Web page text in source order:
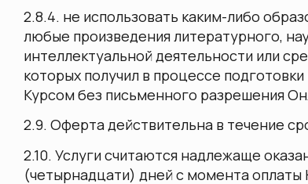
2.8.4. не использовать каким-либо
любые произведения литературного,
интеллектуальной деятельности или
которых получил в процессе
Курсом без письменного разрешения
2.9. Оферта действительна в течение
2.10. Услуги считаются надлежаще
(четырнадцати) дней с момента оплаты